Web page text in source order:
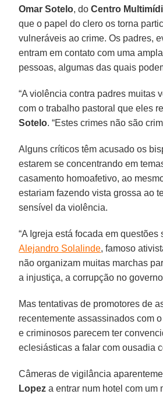
Omar Sotelo, doCentro
que o papel do clero os torna
vulneráveis ao crime. Os padres,
entram em contato com uma
pessoas, algumas das quais
“A violência contra padres muitas
com o trabalho pastoral que eles
Sotelo. “Estes crimes não são
Alguns críticos têm acusado os
estarem se concentrando em
casamento homoafetivo, ao
estariam fazendo vista grossa ao
sensível da violência.
“A Igreja está focada em questões
Alejandro Solalinde, famoso
não organizam muitas marchas
a injustiça, a corrupção no
Mas tentativas de promotores de
recentemente assassinados com
e criminosos parecem ter
eclesiásticas a falar com ousadia
Câmeras de vigilância
Lopez a entrar num hotel com um